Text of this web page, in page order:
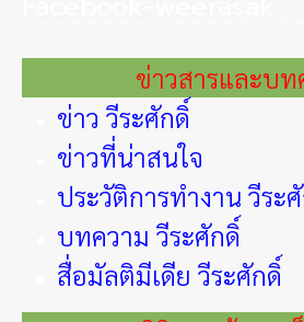
ข่าวสารและบท
ข่าว วีระศักดิ์
ข่าวที่น่าสนใจ
ประวัติการทำงาน วีระ
บทความ วีระศักดิ์
สื่อมัลติมีเดีย วีระศักดิ์